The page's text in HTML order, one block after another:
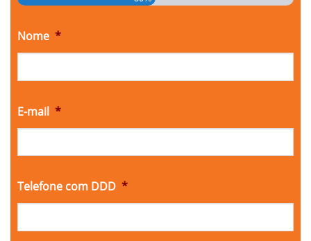
Nome *
E-mail *
Telefone com DDD *